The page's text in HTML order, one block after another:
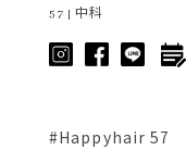
57 | 中科
#Happyhair 57